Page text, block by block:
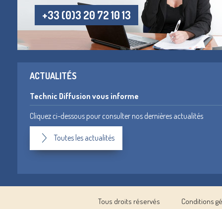
+33 (0)3 20 72 10 13
ACTUALITÉS
Technic Diffusion vous informe
Cliquez ci-dessous pour consulter nos dernières actualités
Toutes les actualités
Tous droits réservés Conditions